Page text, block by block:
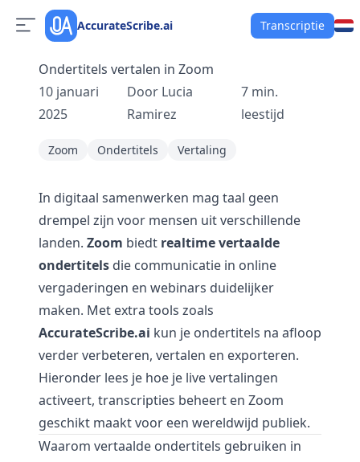
AccurateScribe.ai Transcriptie
Ondertitels vertalen in Zoom
10 januari
2025
Door Lucia
Ramirez
7 min.
leestijd
Zoom Ondertitels Vertaling
In digitaal samenwerken mag taal geen
drempel zijn voor mensen uit verschillende
landen. Zoom biedt realtime vertaalde
ondertitels die communicatie in online
vergaderingen en webinars duidelijker
maken. Met extra tools zoals
AccurateScribe.ai kun je ondertitels na afloop
verder verbeteren, vertalen en exporteren.
Hieronder lees je hoe je live vertalingen
activeert, transcripties beheert en Zoom
geschikt maakt voor een wereldwijd publiek.
Waarom vertaalde ondertitels gebruiken in